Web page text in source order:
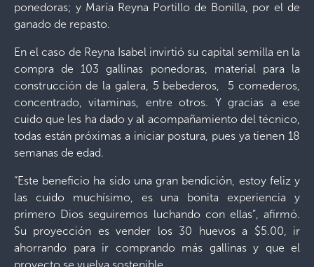
ponedoras; y María Reyna Portillo de Bonilla, por el de
ganado de repasto.
En el caso de Reyna Isabel invirtió su capital semilla en la
compra de 103 gallinas ponedoras, material para la
construcción de la galera, 5 bebederos, 5 comederos,
concentrado, vitaminas, entre otros. Y gracias a ese
cuido que les ha dado y al acompañamiento del técnico,
todas están próximas a iniciar postura, pues ya tienen 18
semanas de edad.
“Este beneficio ha sido una gran bendición, estoy feliz y
las cuido muchísimo, es una bonita experiencia y
primero Dios seguiremos luchando con ellas”, afirmó.
Su proyección es vender los 30 huevos a $5.00, ir
ahorrando para ir comprando más gallinas y que el